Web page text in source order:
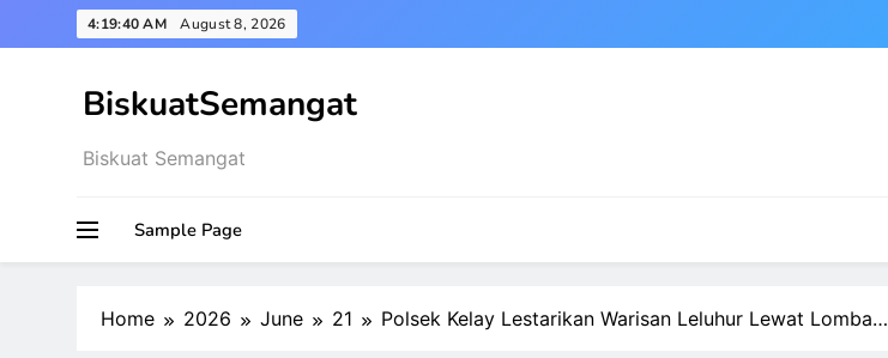
to
4:19:42 AM August 8, 2026
BiskuatSemangat
Biskuat Semangat
Sample Page
Home 2026 June 21 Polsek Kelay Lestarikan Warisan Leluhur Lewat Lomba…